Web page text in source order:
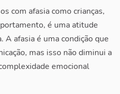
com afasia como crianças,
é uma atitude
A afasia é uma condição que
mas isso não diminui a
emocional